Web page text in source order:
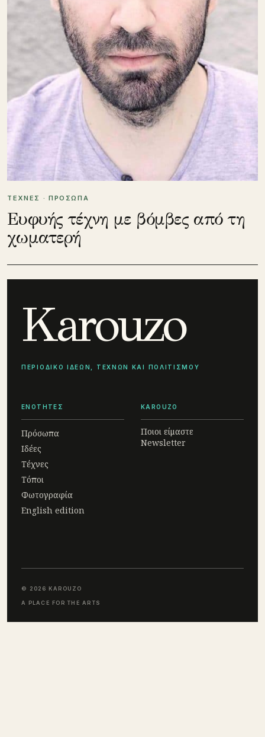
ΤΕΧΝΕΣ · ΠΡΟΣΩΠΑ
Ευφυής τέχνη με βόμβες από τη
χωματερή
Karouzo
ΠΕΡΙΟΔΙΚΟ ΙΔΕΩΝ, ΤΕΧΝΩΝ ΚΑΙ ΠΟΛΙΤΙΣΜΟΥ
ΕΝΟΤΗΤΕΣ
Πρόσωπα
Ιδέες
Τέχνες
Τόποι
Φωτογραφία
English edition
KAROUZO
Ποιοι είμαστε
Newsletter
© 2026 KAROUZO
A PLACE FOR THE ARTS